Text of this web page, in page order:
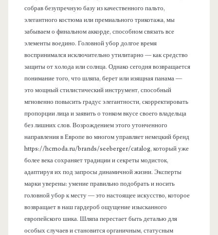
собрав безупречную базу из качественного пальто,
элегантного костюма или премиального трикотажа, мы
забываем о финальном аккорде, способном связать все
элементы воедино. Головной убор долгое время
воспринимался исключительно утилитарно — как средство
защиты от холода или солнца. Однако сегодня возвращается
понимание того, что шляпа, берет или изящная панама —
это мощный стилистический инструмент, способный
мгновенно повысить градус элегантности, скорректировать
пропорции лица и заявить о тонком вкусе своего владельца
без лишних слов. Возрождением этого утонченного
направления в Европе во многом управляет немецкий бренд
https://hcmoda.ru/brands/seeberger/catalog, который уже
более века сохраняет традиции и секреты модисток,
адаптируя их под запросы динамичной жизни. Эксперты
марки уверены: умение правильно подобрать и носить
головной убор к месту — это настоящее искусство, которое
возвращает в наш гардероб ощущение изысканного
европейского шика. Шляпа перестает быть деталью для
особых случаев и становится органичным, статусным